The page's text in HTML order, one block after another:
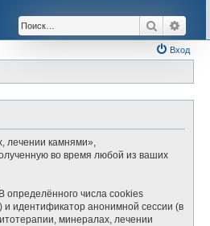
Поиск
Вход
лечении камнями»,
во время любой из ваших
числа cookies
идентификатор анонимной сессии (в
минералах, лечении